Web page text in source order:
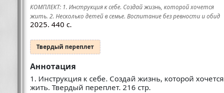
КОМПЛЕКТ: 1. Инструкция к себе. Создай жизнь, которой хочется
жить. 2. Несколько детей в семье. Воспитание без ревности и обид
2025. 440 с.
Твердый переплет
Аннотация
1. Инструкция к себе. Создай жизнь, которой хочется
жить. Твердый переплет. 216 стр.